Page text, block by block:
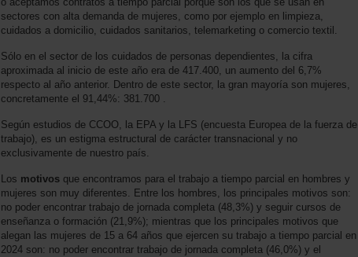
sectores con alta demanda de mujeres, como por ejemplo en limpieza,
cuidados a domicilio, cuidados sanitarios, telemarketing o comercio textil.
Sólo en el sector de los cuidados de personas dependientes, la cifra
aproximada al inicio de este año era de 417.400, un aumento del 6,7%
respecto al año anterior. Dentro de este sector, la gran mayoría son mujeres,
concretamente el 91,44%: 381.700 .
Según estudios de CCOO, la EPA y la LFS (encuesta Europea de la fuerza de
trabajo), es un estigma estructural de carácter transnacional y no
exclusivamente de nuestro país.
Los motivos que encontramos para el trabajo a tiempo parcial en hombres y
mujeres son muy diferentes. Entre los hombres, los principales motivos son:
no poder encontrar trabajo de jornada completa (48,3%) y seguir cursos de
enseñanza o formación (21,9%); mientras que los principales motivos que
alegan las mujeres de 15 a 64 años que ejercen su trabajo a tiempo parcial en
2024 son: no poder encontrar trabajo de jornada completa (46,0%) y el